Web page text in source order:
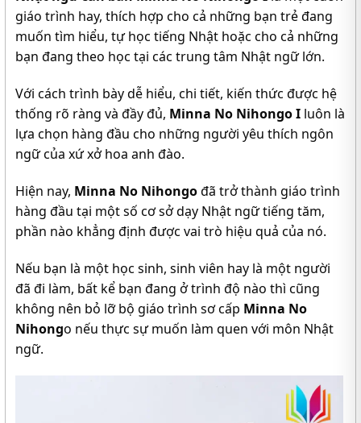
giáo trình hay, thích hợp cho cả những bạn trẻ đang
muốn tìm hiểu, tự học tiếng Nhật hoặc cho cả những
bạn đang theo học tại các trung tâm Nhật ngữ lớn.
Với cách trình bày dễ hiểu, chi tiết, kiến thức được hệ
thống rõ ràng và đầy đủ, Minna No Nihongo I luôn là
lựa chọn hàng đầu cho những người yêu thích ngôn
ngữ của xứ xở hoa anh đào.
Hiện nay, Minna No Nihongođã trở thành giáo trình
hàng đầu tại một số cơ sở dạy Nhật ngữ tiếng tăm,
phần nào khẳng định được vai trò hiệu quả của nó.
Nếu bạn là một học sinh, sinh viên hay là một người
đã đi làm, bất kể bạn đang ở trình độ nào thì cũng
không nên bỏ lỡ bộ giáo trình sơ cấp Minna No
Nihongo nếu thực sự muốn làm quen với môn Nhật
ngữ.